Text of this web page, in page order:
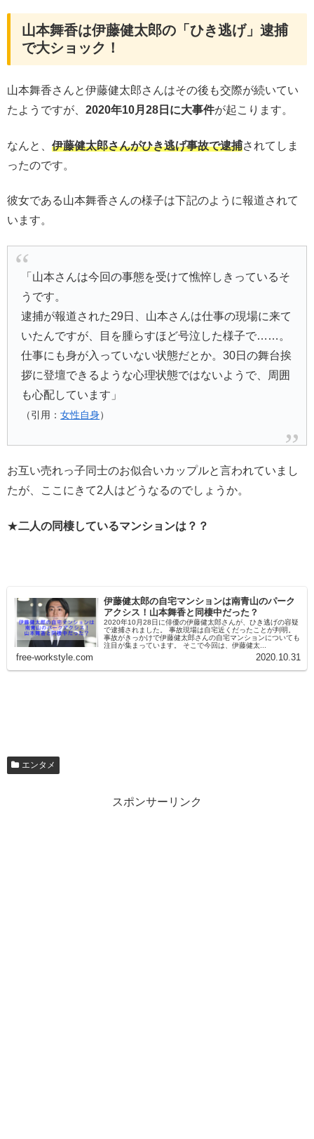
山本舞香は伊藤健太郎の「ひき逃げ」逮捕
で大ショック！
山本舞香さんと伊藤健太郎さんはその後も交際が続いてい
たようですが、 2020年10月28日に大事件が起こります。
なんと、 伊藤健太郎さんがひき逃げ事故で逮捕されてしま
ったのです。
彼女である山本舞香さんの様子は下記のように報道されて
います。
「山本さんは今回の事態を受けて憔悴しきっているそ
うです。
逮捕が報道された29日、山本さんは仕事の現場に来て
いたんですが、目を腫らすほど号泣した様子で……。
仕事にも身が入っていない状態だとか。30日の舞台挨
拶に登壇できるような心理状態ではないようで、周囲
も心配しています」
（引用：女性自身）
お互い売れっ子同士のお似合いカップルと言われていまし
たが、ここにきて2人はどうなるのでしょうか。
★二人の同棲しているマンションは？？
伊藤健太郎の自宅マンションは南青山のパーク
アクシス！山本舞香と同棲中だった？
2020年10月28日に俳優の伊藤健太郎さんが、ひき逃げの容疑
で逮捕されました。 事故現場は自宅近くだったことが判明。
事故がきっかけで伊藤健太郎さんの自宅マンションについても
注目が集まっています。 そこで今回は、伊藤健太...
free-workstyle.com 2020.10.31
エンタメ
スポンサーリンク